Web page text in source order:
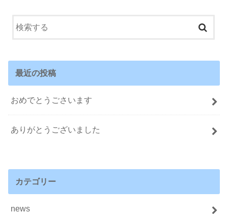
最近の投稿
おめでとうごさいます
ありがとうございました
カテゴリー
news